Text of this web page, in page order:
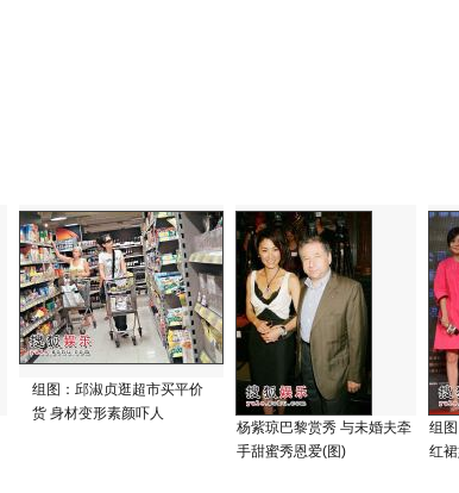
组图：邱淑贞逛超市买平价
货 身材变形素颜吓人
杨紫琼巴黎赏秀 与未婚夫牵
手甜蜜秀恩爱(图)
组
红